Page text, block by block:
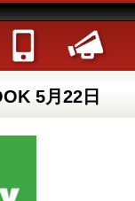
5月22日